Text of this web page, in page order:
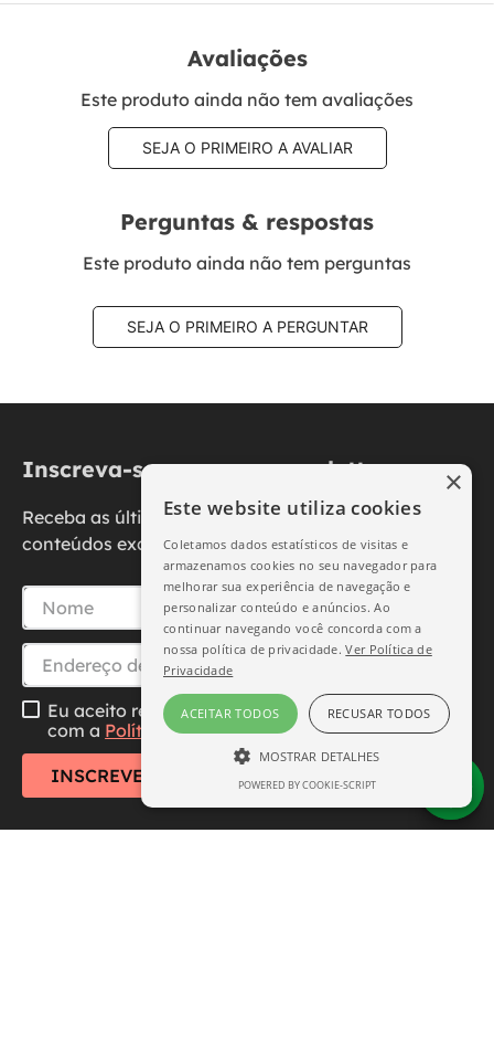
Avaliações
Este produto ainda não tem avaliações
SEJA O PRIMEIRO A AVALIAR
Perguntas & respostas
Este produto ainda não tem perguntas
SEJA O PRIMEIRO A PERGUNTAR
Inscreva-se na nossa newsletter
Receba as últimas novidades, promoções e
conteúdos exclusivos diretamente no seu e-mail.
Eu aceito receber essa newsletter, li e concordo
com a Política de Privacidade
INSCREVER-SE
Este website utiliza cookies
Coletamos dados estatísticos de visitas e
armazenamos cookies no seu navegador para
melhorar sua experiência de navegação e
personalizar conteúdo e anúncios. Ao
continuar navegando você concorda com a
nossa política de privacidade.Ver Política de
Privacidade
ACEITAR TODOS RECUSAR TODOS
MOSTRAR DETALHES
ESTRITAMENTE NECESSÁRIO
POWERED BY COOKIE-SCRIPT
×